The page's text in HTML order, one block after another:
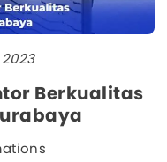
Berkualitas